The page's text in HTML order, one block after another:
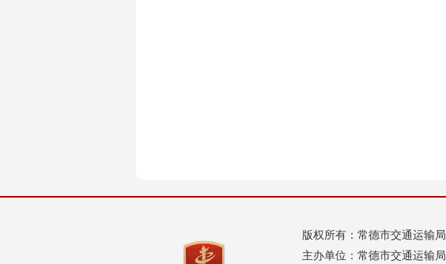
版权所有：常德市交通运输局
主办单位：常德市交通运输局